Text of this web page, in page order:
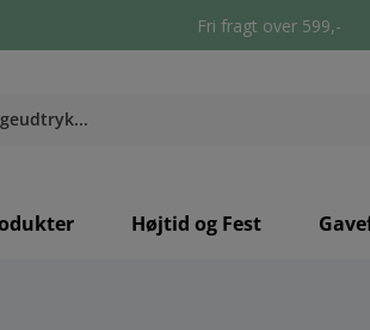
Fri fragt over 599,-
Højtid og Fest